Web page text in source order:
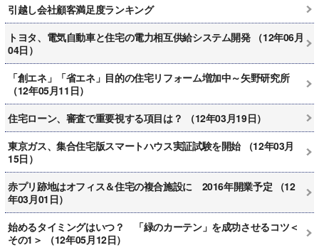
引越し会社顧客満足度ランキング
トヨタ、電気自動車と住宅の電力相互供給システム開発 （12年06月
04日）
「創エネ」「省エネ」目的の住宅リフォーム増加中～矢野研究所
（12年05月11日）
住宅ローン、審査で重要視する項目は？ （12年03月19日）
東京ガス、集合住宅版スマートハウス実証試験を開始 （12年03月
15日）
赤プリ跡地はオフィス＆住宅の複合施設に 2016年開業予定 （12
年03月01日）
始めるタイミングはいつ？ 「緑のカーテン」を成功させるコツ＜
その1＞ （12年05月12日）